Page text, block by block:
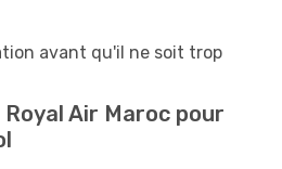
avant qu'il ne soit trop
Air Maroc pour